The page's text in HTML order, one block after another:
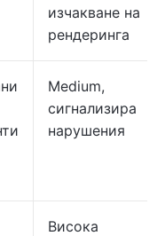
изчакване на
рендеринга
Medium,
сигнализира
нарушения
Висока